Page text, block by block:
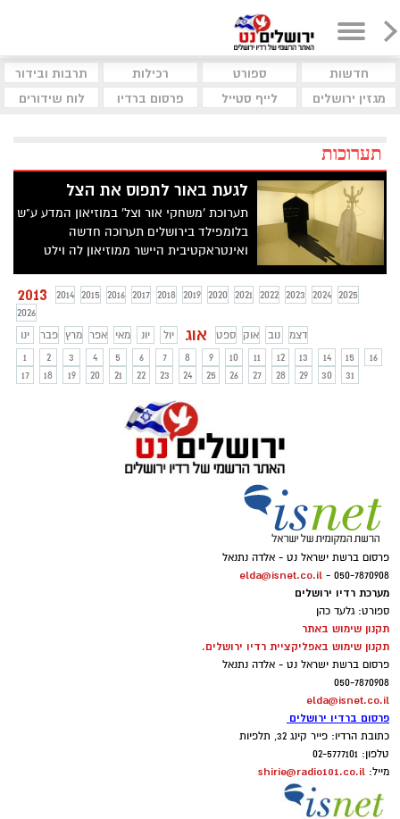
חדשות ספורט רכילות
תרבות ובידור
מגזין ירושלים
לייף סטייל פרסום ברדיו לוח שידורים
תערוכות
לגעת באור לתפוס את הצל
תערוכת 'משחקי אור וצל' במוזיאון המדע ע"ש
בלומפילד בירושלים תערוכה חדשה
ואינטראקטיבית היישר ממוזיאון לה וילט
2013 2014 2015 2016 2017 2018 2019 2020 2021 2022 2023 2024 2025
2026
ינו
פבר מרץ אפר מאי יונ יול אוג ספט אוק נוב
דצמ
1
2 3 4 5 6 7 8 9 10 11 12 13 14 15
16
17
18 19 20 21 22 23 24 25 26 27 28 29 30 31
פרסום ברשת ישראל נט - אלדה נתנאל
050-7870908 -
elda@isnet.co.il
מערכת רדיו ירושלים
ספורט: גלעד כהן
תקנון שימוש באתר
תקנון שימוש באפליקציית רדיו ירושלים.
פרסום ברשת ישראל נט - אלדה נתנאל
050-7870908
elda@isnet.co.il
פרסום ברדיו ירושלים
כתובת הרדיו: פייר קינג 32, תלפיות
טלפון: 02-5777101
מייל: shirie@radio101.co.il